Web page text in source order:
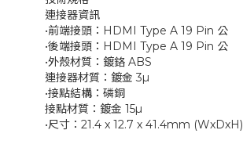
連接器資訊
•前端接頭：HDMI Type A 19 Pin 公
•後端接頭：HDMI Type A 19 Pin 公
•外殼材質：鍍鉻 ABS
連接器材質：鍍金 3µ
•接點結構：磷銅
接點材質：鍍金 15µ
•尺寸：21.4 x 12.7 x 41.4mm (WxDxH)